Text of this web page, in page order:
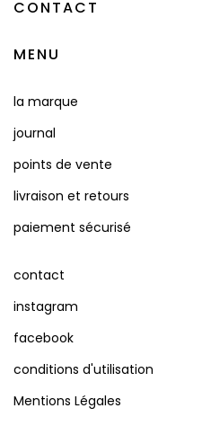
CONTACT
MENU
la marque
journal
points de vente
livraison et retours
paiement sécurisé
contact
instagram
facebook
conditions d'utilisation
Mentions Légales